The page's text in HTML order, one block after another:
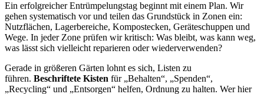
Ein erfolgreicher Entrümpelungstag beginnt mit einem Plan. Wir
gehen systematisch vor und teilen das Grundstück in Zonen ein:
Nutzflächen, Lagerbereiche, Kompostecken, Geräteschuppen und
Wege. In jeder Zone prüfen wir kritisch: Was bleibt, was kann weg,
was lässt sich vielleicht reparieren oder wiederverwenden?
Gerade in größeren Gärten lohnt es sich, Listen zu
führen. Beschriftete Kisten für „Behalten“, „Spenden“,
„Recycling“ und „Entsorgen“ helfen, Ordnung zu halten. Wer hier